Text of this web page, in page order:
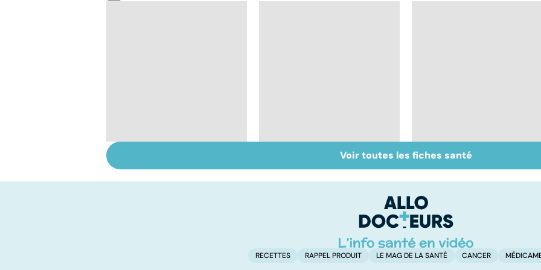
avenir sans séquelles
Néonatologie : aux
petits soins pour les
Tout savoir sur les
infections
Voir toutes les fiches santé
RECETTES RAPPEL PRODUIT LE MAG DE LA SANTÉ CANCER